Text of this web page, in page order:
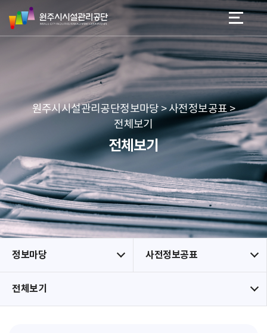
네
본문 바로가기
메뉴 바로가기
원
주
시
리
공
단
원주시시설관리공단정보마당 > 사전정보공표 >
전체보기
전체보기
정보마당 사전정보공표
전체보기